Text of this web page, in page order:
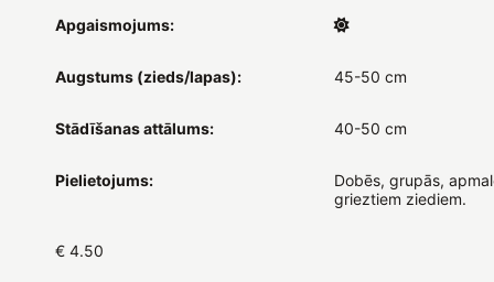
Apgaismojums:
Augstums (zieds/lapas): 45-50 cm
Stādīšanas attālums: 40-50 cm
Pielietojums:
Dobēs, grupās,
grieztiem ziediem.
€ 4.50